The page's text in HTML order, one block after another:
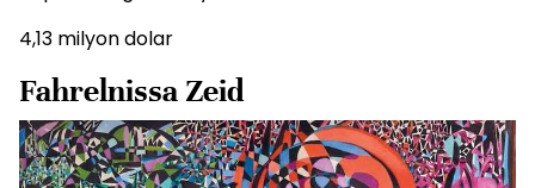
4,13 milyon dolar
Fahrelnissa Zeid